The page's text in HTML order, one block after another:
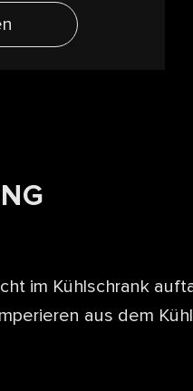
im Kühlschrank
aus dem